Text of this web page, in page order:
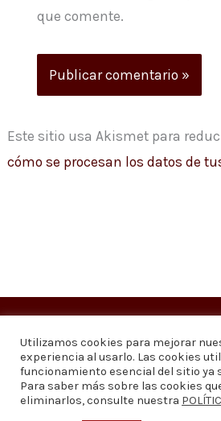
que comente.
Este sitio usa Akismet para
cómo se procesan los datos de
Copyright © 2026Visión
Visión 20/20 Noticias -
Contáctenos
Utilizamos cookies para mejorar
experiencia al usarlo. Las cookies
funcionamiento esencial del sitio ya
Para saber más sobre las cookies
eliminarlos, consulte nuestra